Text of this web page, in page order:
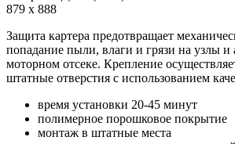
879 х 888
Защита картера предотвращает
попадание пыли, влаги и грязи на узлы и
моторном отсеке. Крепление
штатные отверстия с использованием
время установки 20-45 минут
полимерное порошковое покрытие
монтаж в штатные места